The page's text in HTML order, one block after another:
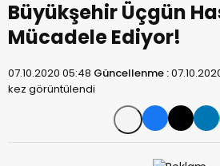
Büyükşehir Üçgün
Mücadele Ediyor!
07.10.2020 05:48 Güncellenme :
kez görüntülendi